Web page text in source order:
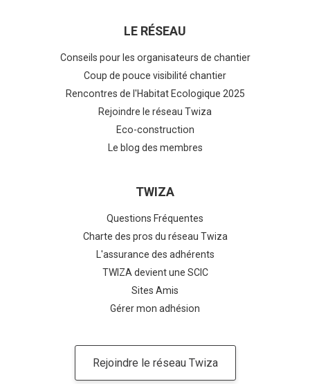
LE RÉSEAU
Conseils pour les organisateurs de chantier
Coup de pouce visibilité chantier
Rencontres de l'Habitat Ecologique 2025
Rejoindre le réseau Twiza
Eco-construction
Le blog des membres
TWIZA
Questions Fréquentes
Charte des pros du réseau Twiza
L'assurance des adhérents
TWIZA devient une SCIC
Sites Amis
Gérer mon adhésion
Rejoindre le réseau Twiza